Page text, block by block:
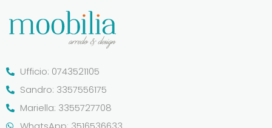
Ufficio: 0743521105
Sandro: 3357556175
Mariella: 3355727708